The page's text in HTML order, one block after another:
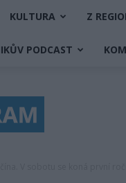
KULTURA Z
PODCAST